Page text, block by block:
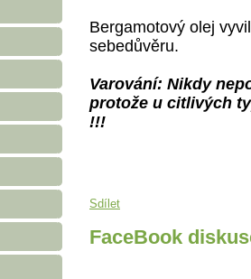
Bergamotový olej
sebedůvěru.
Varování: Nikdy
protože u citlivých
!!!
Sdílet
FaceBook